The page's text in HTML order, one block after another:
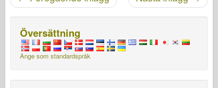
Översättning
Ange som standardspråk